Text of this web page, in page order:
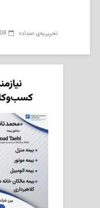
تحریریه‌ی «مداد»